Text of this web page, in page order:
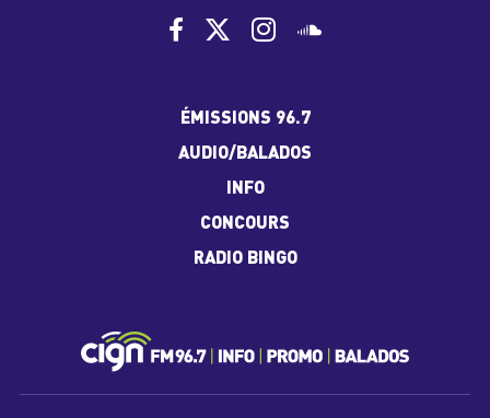
ÉMISSIONS 96.7
AUDIO/BALADOS
INFO
CONCOURS
RADIO BINGO